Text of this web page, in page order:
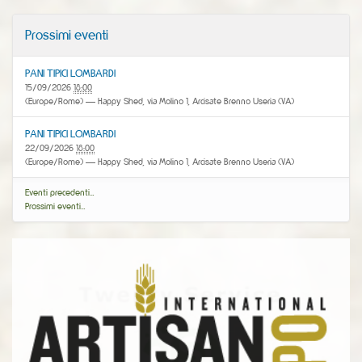
Prossimi eventi
PANI TIPICI LOMBARDI
15/09/2026 18:00
(Europe/Rome) — Happy Shed, via Molino 1, Arcisate Brenno Useria (VA)
PANI TIPICI LOMBARDI
22/09/2026 18:00
(Europe/Rome) — Happy Shed, via Molino 1, Arcisate Brenno Useria (VA)
Eventi precedenti…
Prossimi eventi…